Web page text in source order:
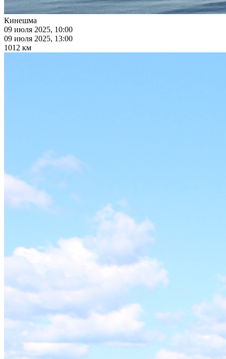
Кинешма
09 июля 2025, 10:00
09 июля 2025, 13:00
1012 км